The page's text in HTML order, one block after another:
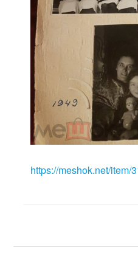
https://meshok.net/